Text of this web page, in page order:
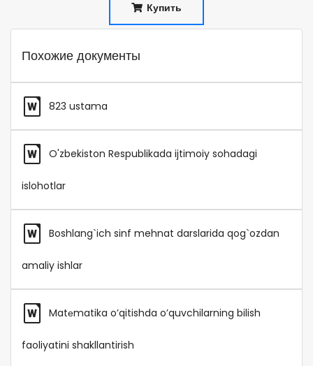
Купить
Похожие документы
823 ustama
O'zbekiston Respublikada ijtimoiy sohadagi
islohotlar
Boshlang`ich sinf mehnat darslarida qog`ozdan
amaliy ishlar
Matеmatika o’qitishda o’quvchilarning bilish
faoliyatini shakllantirish